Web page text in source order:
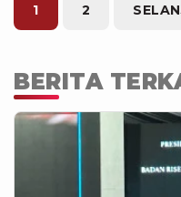
1 2
BERITA